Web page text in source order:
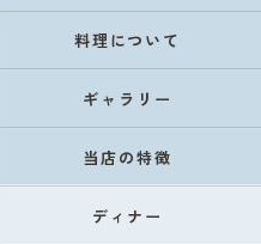
料理について
ギャラリー
当店の特徴
ディナー